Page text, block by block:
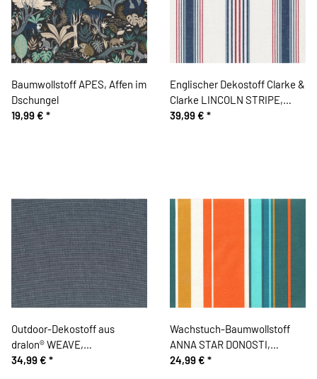
Baumwollstoff APES, Affen im
Dschungel
19,99 € *
Englischer Dekostoff Clarke &
Clarke LINCOLN STRIPE,
Streifen-Design, weiß-
39,99 € *
Outdoor-Dekostoff aus
dralon® WEAVE,
teflonbeschichtet, blau-weiß
34,99 € *
Wachstuch-Baumwollstoff
ANNA STAR DONOSTI,
Streifen, orange-petrol
24,99 € *